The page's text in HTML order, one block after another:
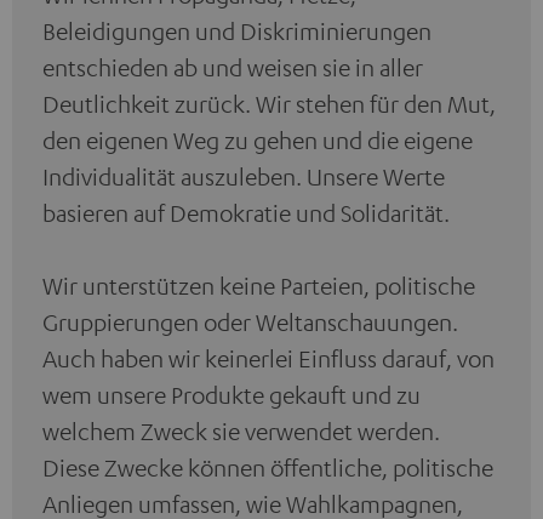
Beleidigungen und Diskriminierungen
entschieden ab und weisen sie in aller
Deutlichkeit zurück. Wir stehen für den Mut,
den eigenen Weg zu gehen und die eigene
Individualität auszuleben. Unsere Werte
basieren auf Demokratie und Solidarität.
Wir unterstützen keine Parteien, politische
Gruppierungen oder Weltanschauungen.
Auch haben wir keinerlei Einfluss darauf, von
wem unsere Produkte gekauft und zu
welchem Zweck sie verwendet werden.
Diese Zwecke können öffentliche, politische
Anliegen umfassen, wie Wahlkampagnen,